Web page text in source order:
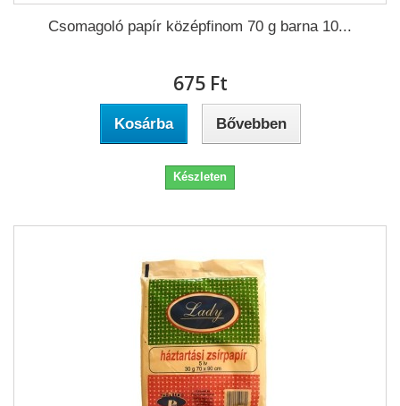
Csomagoló papír középfinom 70 g barna 10...
675 Ft‎
Kosárba Bővebben
Készleten